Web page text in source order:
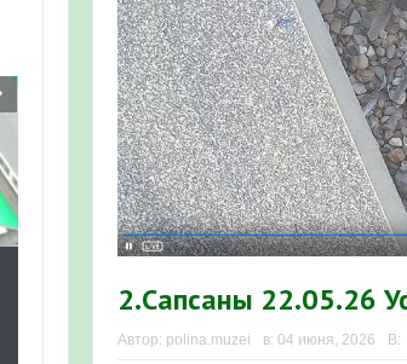
орнитологов и бердвотчеров в
в европейской части России»
2026» — 11-20 мая 2026
орнитофауны на постоянных маршрутах в
2.Сапсаны 22.05.26
Автор: polina.muzei в: 04 июня, 2026 В: